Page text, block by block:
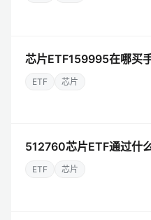
芯片ETF159995在哪买
ETF 芯片
512760芯片ETF通过什
ETF 芯片